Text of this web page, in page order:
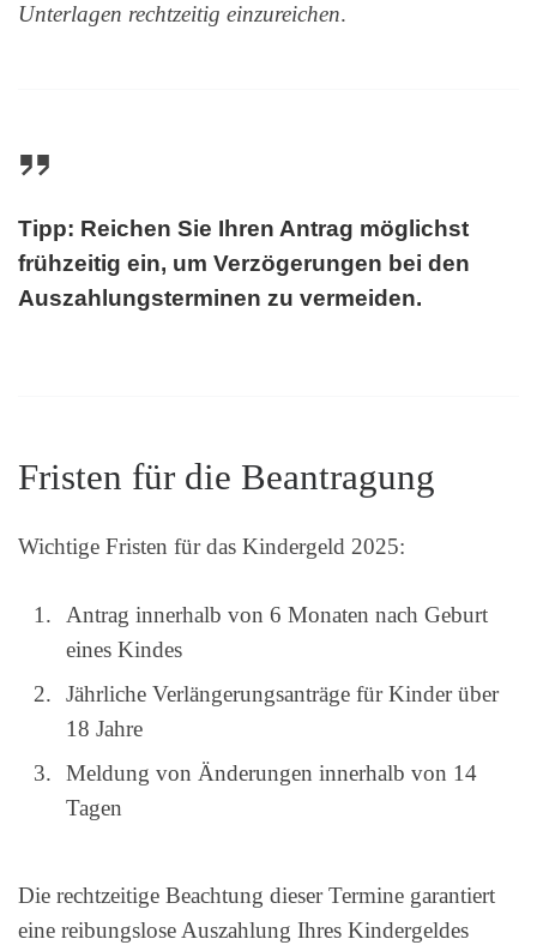
Unterlagen rechtzeitig einzureichen.
Tipp: Reichen Sie Ihren Antrag möglichst
frühzeitig ein, um Verzögerungen bei den
Auszahlungsterminen zu vermeiden.
Fristen für die Beantragung
Wichtige Fristen für das Kindergeld 2025:
Antrag innerhalb von 6 Monaten nach Geburt
eines Kindes
Jährliche Verlängerungsanträge für Kinder über
18 Jahre
Meldung von Änderungen innerhalb von 14
Tagen
Die rechtzeitige Beachtung dieser Termine garantiert
eine reibungslose Auszahlung Ihres Kindergeldes